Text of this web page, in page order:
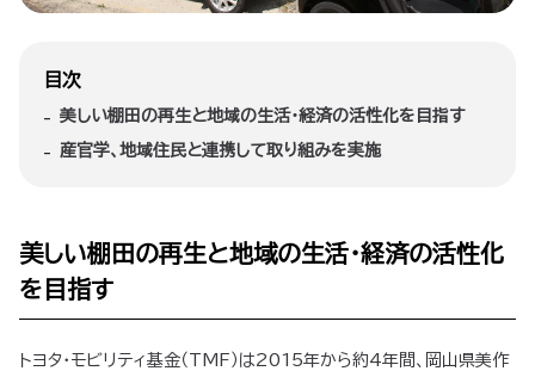
目次
美しい棚田の再生と地域の生活・経済の活性化を目指す
産官学、地域住民と連携して取り組みを実施
美しい棚田の再生と地域の生活・経済の活性化
を目指す
トヨタ・モビリティ基金（TMF）は2015年から約4年間、岡山県美作